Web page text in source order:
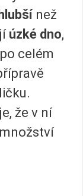
hlubší než
úzké dno,
celém
že v ní